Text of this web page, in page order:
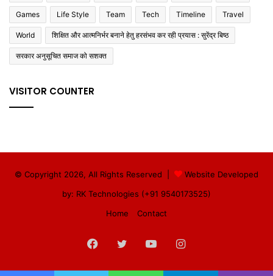
Games Life Style Team Tech Timeline Travel
World शिक्षित और आत्मनिर्भर बनाने हेतु हरसंभव कर रही प्रयास : सुरेंद्र बिष्ठ
सरकार अनुसूचित समाज को सशक्त
VISITOR COUNTER
© Copyright 2026, All Rights Reserved |
Website Developed
by: RK Technologies (+91 9540173525)
Home
Contact
Facebook
TwitterYouTubeInstagram